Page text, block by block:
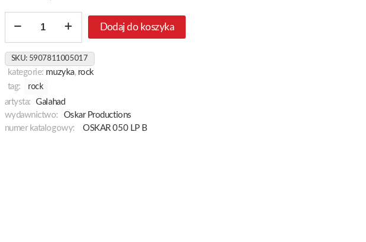
Goodbye
[Black]
Dodaj do koszyka
SKU: 5907811005017
kategorie: muzyka, rock
tag:
rock
artysta:
Galahad
wydawnictwo:
Oskar Productions
numer katalogowy:
OSKAR 050 LP B